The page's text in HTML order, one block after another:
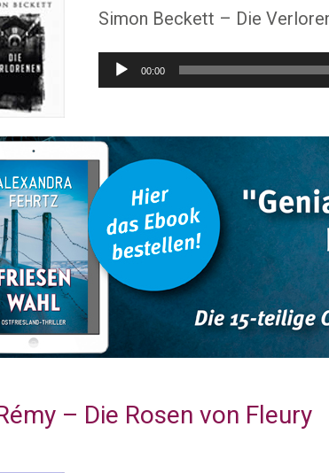
Simon Beckett – Die
Audio-
Player
00:00
– Die Rosen von Fleury